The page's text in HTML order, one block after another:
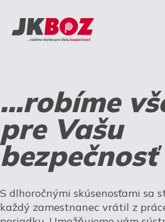
...robíme
pre Vašu
bezpečnosť
S dlhoročnými skúsenosťami sa
každý zamestnanec vrátil z